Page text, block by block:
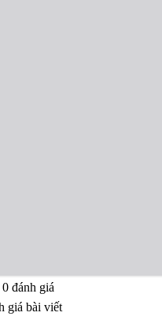
0 đánh giá
giá bài viết